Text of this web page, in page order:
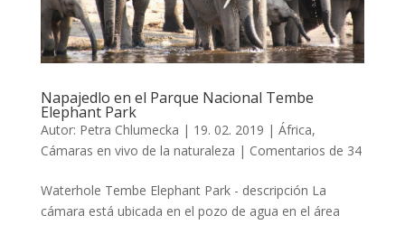
Napajedlo en el Parque Nacional Tembe
Elephant Park
Autor: Petra Chlumecka | 19. 02. 2019 | África,
Cámaras en vivo de la naturaleza | Comentarios de 34
Waterhole Tembe Elephant Park - descripción La
cámara está ubicada en el pozo de agua en el área